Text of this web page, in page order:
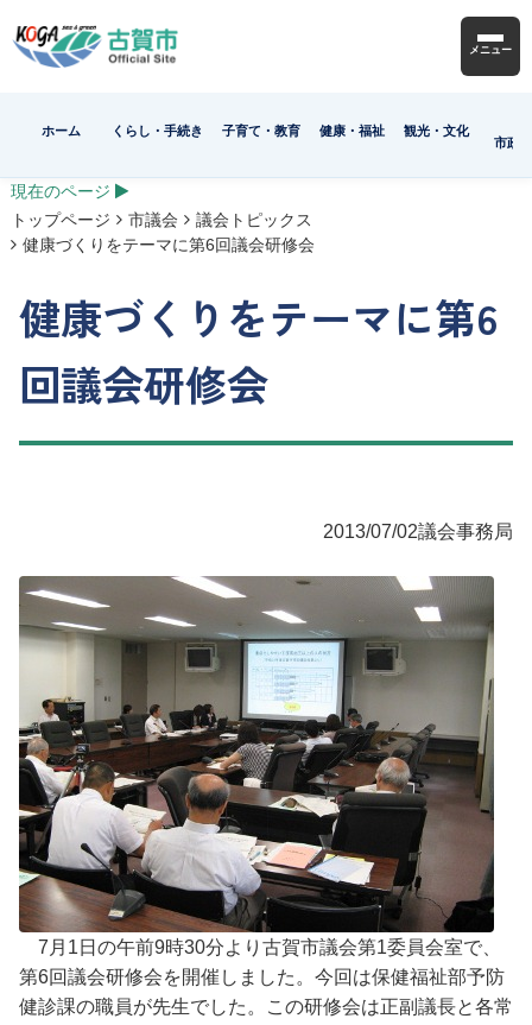
メニュー
ホーム くらし・手続き 子育て・教育 健康・福祉
観光・文化
市政
現在のページ
トップページ
市議会
議会トピックス
健康づくりをテーマに第6回議会研修会
健康づくりをテーマに第6
回議会研修会
2013/07/02議会事務局
7月1日の午前9時30分より古賀市議会第1委員会室で、
第6回議会研修会を開催しました。今回は保健福祉部予防
健診課の職員が先生でした。この研修会は正副議長と各常